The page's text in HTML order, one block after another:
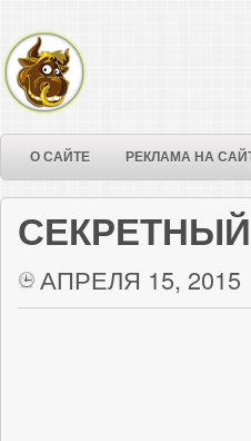
О САЙТЕ РЕКЛАМА НА
АПРЕЛЯ 15, 2015